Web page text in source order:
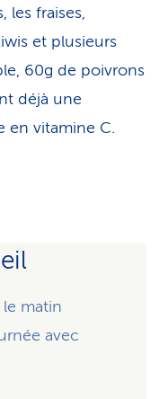
les fraises,
et plusieurs
60g de poivrons
déjà une
en vitamine C.
le matin
avec